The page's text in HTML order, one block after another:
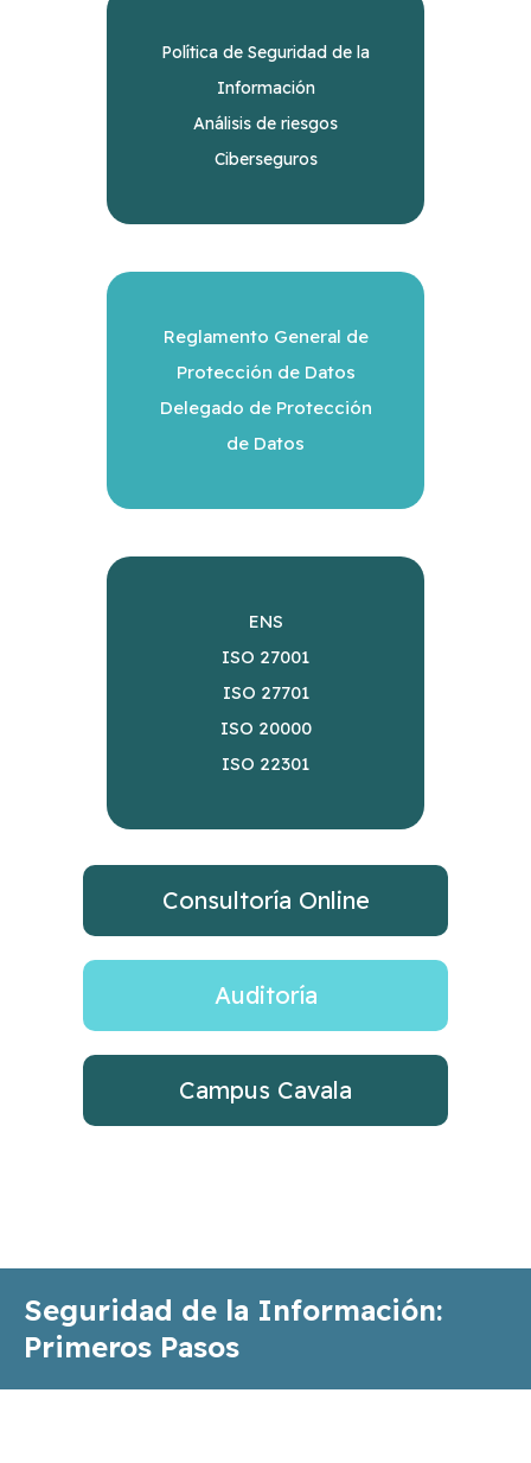
Política de Seguridad de la
Información
Análisis de riesgos
Ciberseguros
Reglamento General de
Protección de Datos
Delegado de Protección
de Datos
ENS
ISO 27001
ISO 27701
ISO 20000
ISO 22301
Consultoría Online
Auditoría
Campus Cavala
Seguridad de la Información:
Primeros Pasos